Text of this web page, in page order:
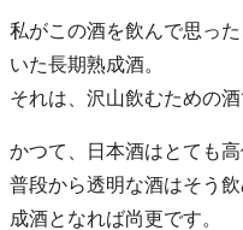
私がこの酒を飲んで思っ
いた長期熟成酒。
それは、沢山飲むための酒
かつて、日本酒はとても高
普段から透明な酒はそう
成酒となれば尚更です。